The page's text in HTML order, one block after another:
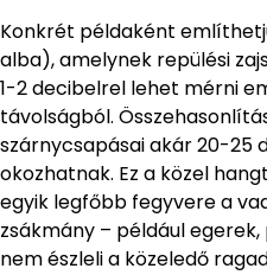
Konkrét példaként
alba), amelynek repülési
1-2 decibelrel lehet mérni
távolságból.
szárnycsapásai akár 20-25
okozhatnak. Ez a közel
egyik legfőbb fegyvere a
zsákmány – például
nem észleli a közeledő